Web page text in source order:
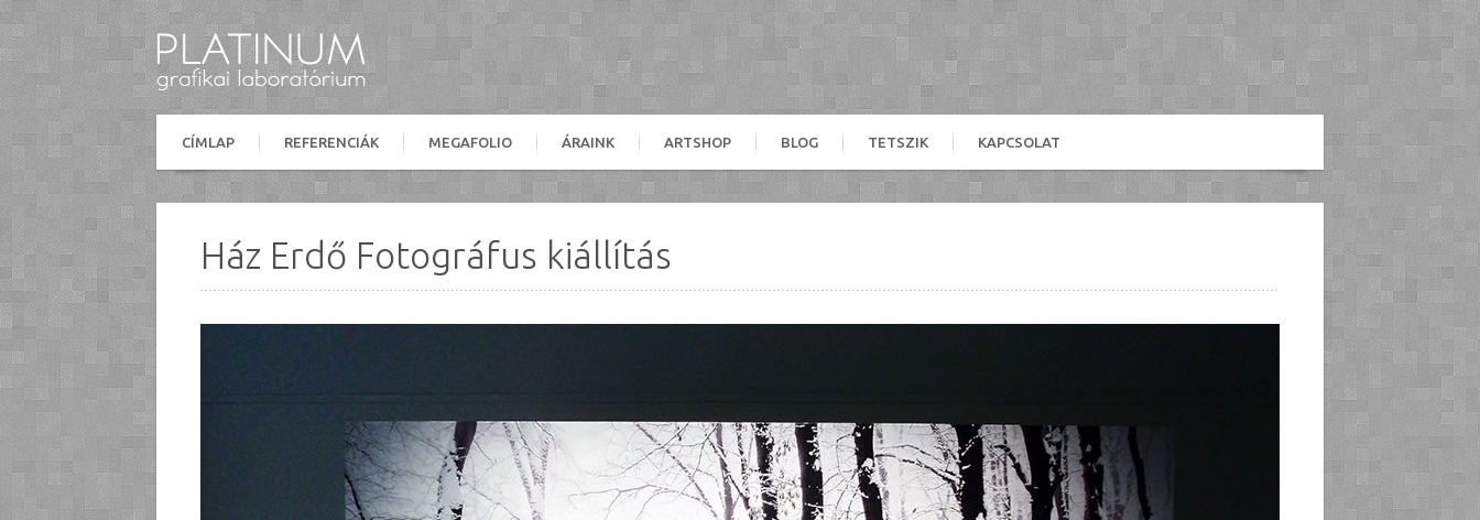
CÍMLAP REFERENCIÁK MEGAFOLIO ÁRAINK ARTSHOP BLOG TETSZIK KAPCSOLAT
Ház Erdő Fotográfus kiállítás